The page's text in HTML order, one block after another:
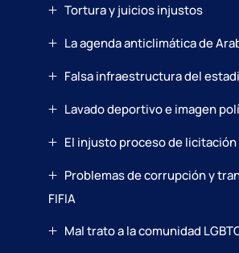
Tortura y juicios injustos
La agenda anticlimática de
Falsa infraestructura del
Lavado deportivo e imagen
El injusto proceso de licitación
Problemas de corrupción y
FIFIA
Mal trato a la comunidad